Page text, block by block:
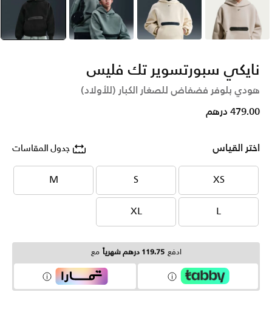
بنى بنى أخضر أسود
نايكي سبورتسوير تك فليس
هودي بلوفر فضفاض للصغار الكبار (للأولاد)
479.00 درهم
اختر القياس جدول المقاسات
XS
XS
S
S
M
M
L
L
XL
XL
ادفع 119.75 درهم شهرياً مع